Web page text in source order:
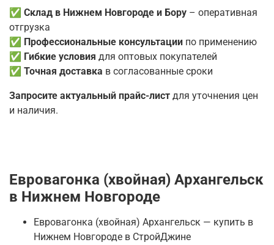
✅ Склад в Нижнем Новгороде и Бору – оперативная
отгрузка
✅ Профессиональные консультации по применению
✅ Гибкие условия для оптовых покупателей
✅ Точная доставка в согласованные сроки
Запросите актуальный прайс-лист для уточнения цен
и наличия.
Евровагонка (хвойная) Архангельск
в Нижнем Новгороде
Евровагонка (хвойная) Архангельск — купить в
Нижнем Новгороде в СтройДжине